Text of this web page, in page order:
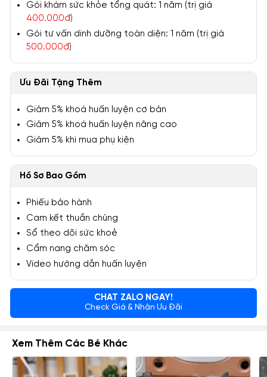
Gói khám sức khỏe tổng quát: 1 năm (trị giá
400.000đ)
Gói tư vấn dinh dưỡng toàn diện: 1 năm (trị giá
500.000đ)
Ưu Đãi Tặng Thêm
Giảm 5% khoá huấn luyện cơ bản
Giảm 5% khoá huấn luyện nâng cao
Giảm 5% khi mua phụ kiện
Hồ Sơ Bao Gồm
Phiếu bảo hành
Cam kết thuần chủng
Sổ theo dõi sức khoẻ
Cẩm nang chăm sóc
Video hướng dẫn huấn luyện
CHAT ZALO NGAY!
Check Giá & Nhận Ưu Đãi
Xem Thêm Các Bé Khác